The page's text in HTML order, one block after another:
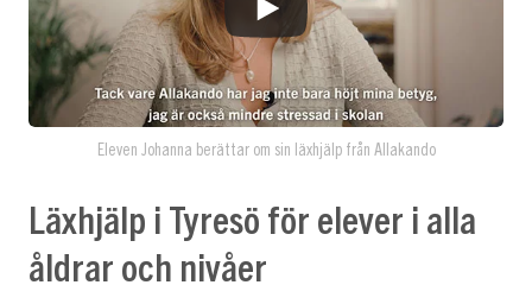
Eleven Johanna berättar om sin läxhjälp från Allakando
Läxhjälp i Tyresö för elever i alla
åldrar och nivåer